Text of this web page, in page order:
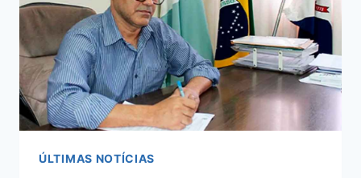
DE
CULTOS
AOS
DOMINGOS
ÚLTIMAS NOTÍCIAS